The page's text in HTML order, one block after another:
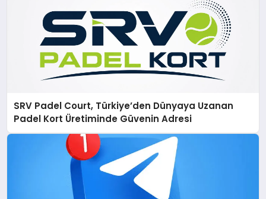
SRV Padel Court, Türkiye’den Dünyaya Uzanan
Padel Kort Üretiminde Güvenin Adresi